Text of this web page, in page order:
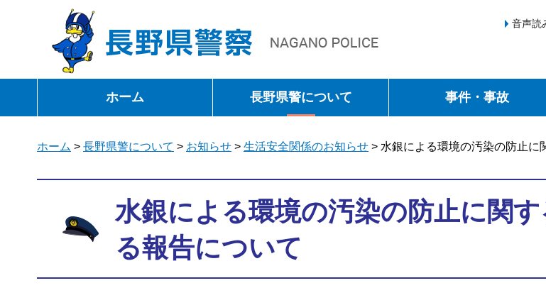
長野県警察
音声読
ホーム 長野県警について 事件・事故
ホーム > 長野県警について > お知らせ > 生活安全関係のお知らせ > 水銀による環境の汚染の防止に
水銀による環境の汚染の防止に関す
る報告について